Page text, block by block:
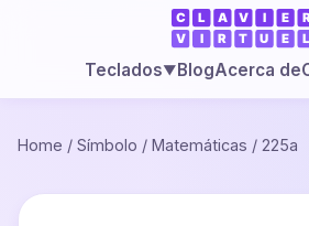
Teclados▼BlogAcerca de
Home / Símbolo / Matemáticas / 225a